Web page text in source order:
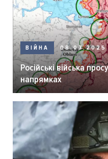
ВІЙНА 08.07.2025
Російські війська
напрямках